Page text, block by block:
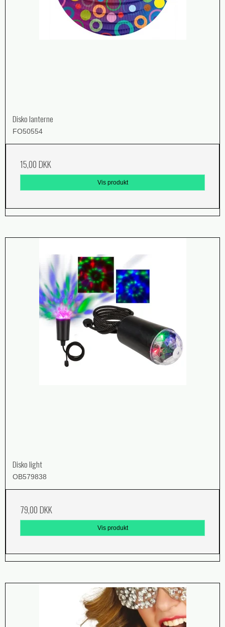
Disko lanterne
FO50554
15,00 DKK
Vis produkt
Disko light
OB579838
79,00 DKK
Vis produkt